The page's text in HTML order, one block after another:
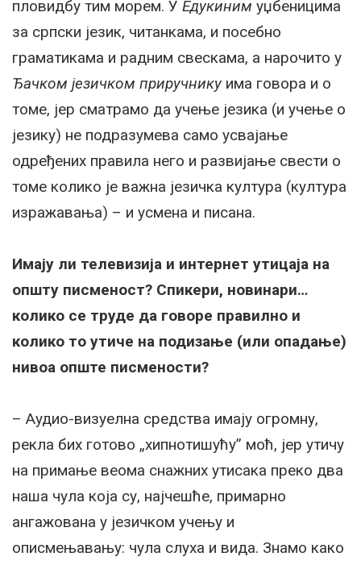
пловидбу тим морем. У Едукиним уџбеницима
за српски језик, читанкама, и посебно
граматикама и радним свескама, а нарочито у
Ђачком језичком приручнику има говора и о
томе, јер сматрамо да учење језика (и учење о
језику) не подразумева само усвајање
одређених правила него и развијање свести о
томе колико је важна језичка култура (култура
изражавања) – и усмена и писана.
Имају ли телевизија и интернет утицаја на
општу писменост? Спикери, новинари…
колико се труде да говоре правилно и
колико то утиче на подизање (или опадање)
нивоа опште писмености?
– Аудио-визуелна средства имају огромну,
рекла бих готово „хипнотишућу” моћ, јер утичу
на примање веома снажних утисака преко два
наша чула која су, најчешће, примарно
ангажована у језичком учењу и
описмењавању: чула слуха и вида. Знамо како